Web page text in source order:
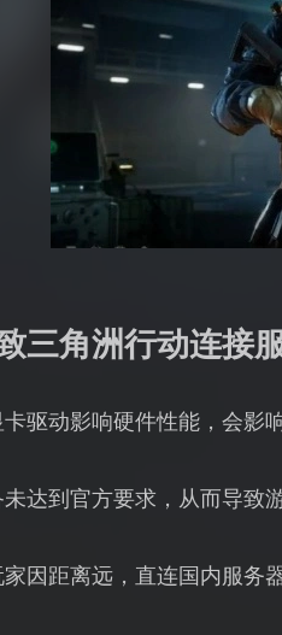
三角洲行动连接
驱动影响硬件性能，会影
达到官方要求，从而导致
因距离远，直连国内服务